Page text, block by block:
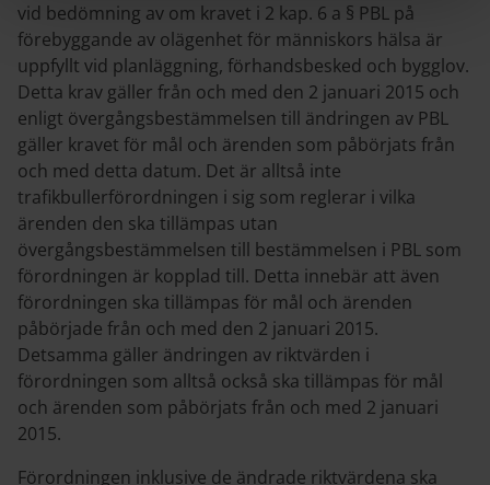
vid bedömning av om kravet i 2 kap. 6 a § PBL på
förebyggande av olägenhet för människors hälsa är
uppfyllt vid planläggning, förhandsbesked och bygglov.
Detta krav gäller från och med den 2 januari 2015 och
enligt övergångsbestämmelsen till ändringen av PBL
gäller kravet för mål och ärenden som påbörjats från
och med detta datum. Det är alltså inte
trafikbullerförordningen i sig som reglerar i vilka
ärenden den ska tillämpas utan
övergångsbestämmelsen till bestämmelsen i PBL som
förordningen är kopplad till. Detta innebär att även
förordningen ska tillämpas för mål och ärenden
påbörjade från och med den 2 januari 2015.
Detsamma gäller ändringen av riktvärden i
förordningen som alltså också ska tillämpas för mål
och ärenden som påbörjats från och med 2 januari
2015.
Förordningen inklusive de ändrade riktvärdena ska